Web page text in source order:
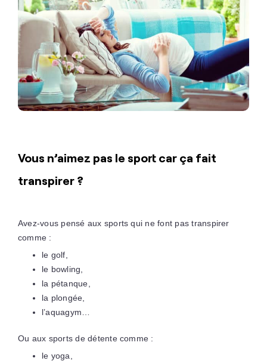
Vous n’aimez pas le sport car ça fait
transpirer ?
Avez-vous pensé aux sports qui ne font pas transpirer
comme :
le golf,
le bowling,
la pétanque,
la plongée,
l’aquagym…
Ou aux sports de détente comme :
le yoga,